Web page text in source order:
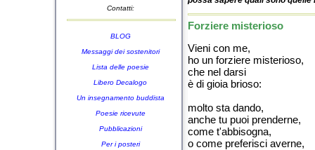
Contatti:
BLOG
Messaggi dei sostenitori
Lista delle poesie
Libero Decalogo
Un insegnamento buddista
Poesie ricevute
Pubblicazioni
Per i posteri
Forziere misterioso
Vieni con me,
ho un forziere misterioso,
che nel darsi
è di gioia brioso:
molto sta dando,
anche tu puoi prenderne,
come t'abbisogna,
o come preferisci averne,